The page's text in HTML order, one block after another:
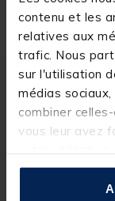
contenu et les
relatives aux
trafic. Nous
sur l'utilisation
médias
combiner
vous leur avez
Retour gratuit,